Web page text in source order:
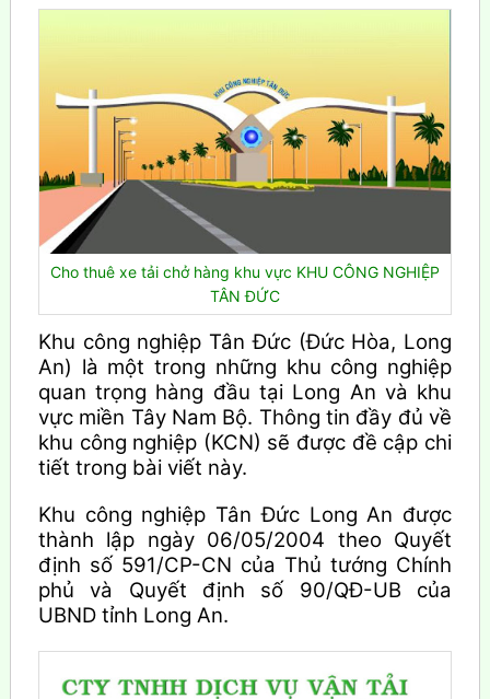
Cho thuê xe tải chở hàng khu vực KHU CÔNG NGHIỆP
TÂN ĐỨC
Khu công nghiệp Tân Đức (Đức Hòa, Long
An) là một trong những khu công nghiệp
quan trọng hàng đầu tại Long An và khu
vực miền Tây Nam Bộ. Thông tin đầy đủ về
khu công nghiệp (KCN) sẽ được đề cập chi
tiết trong bài viết này.
Khu công nghiệp Tân Đức Long An được
thành lập ngày 06/05/2004 theo Quyết
định số 591/CP-CN của Thủ tướng Chính
phủ và Quyết định số 90/QĐ-UB của
UBND tỉnh Long An.